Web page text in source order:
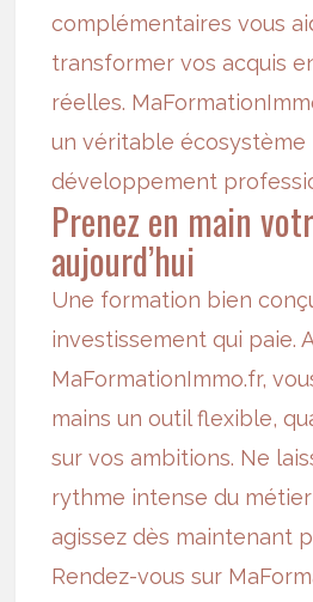
complémentaires vous
transformer vos acquis
réelles.
un véritable
développement
Prenez en main
aujourd’hui
Une formation bien
investissement qui paie.
MaFormationImmo.fr,
mains un outil flexible,
sur vos ambitions. Ne
rythme intense du
agissez dès maintenant
Rendez-vous sur